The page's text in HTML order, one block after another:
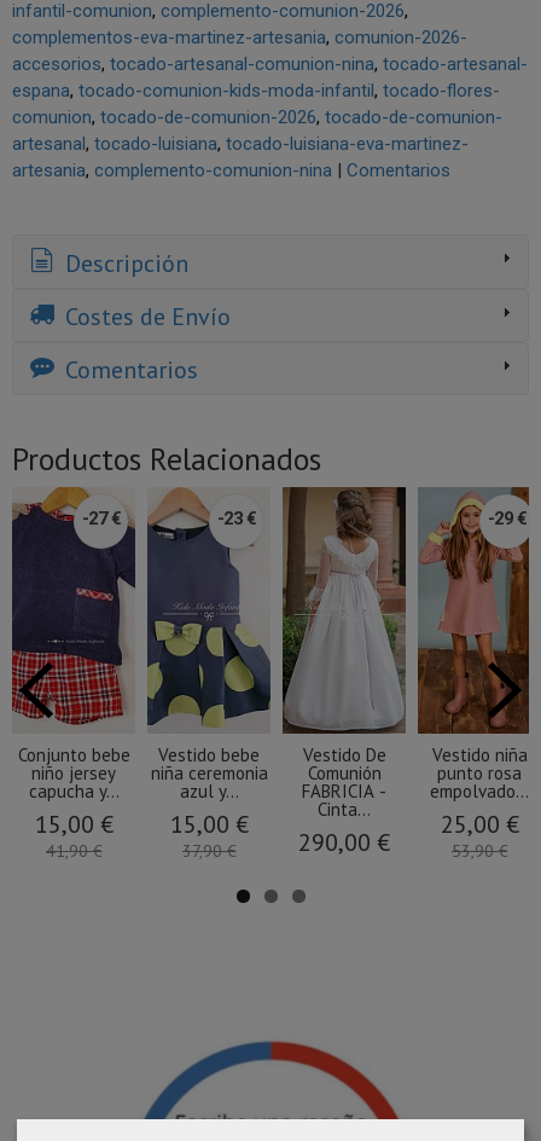
infantil-comunion complemento-comunion-2026
complementos-eva-martinez-artesania comunion-2026-
accesorios tocado-artesanal-comunion-nina tocado-artesanal-
espana tocado-comunion-kids-moda-infantil
tocado-flores-
comunion tocado-de-comunion-2026 tocado-de-comunion-
artesanal
tocado-luisiana tocado-luisiana-eva-martinez-
artesania complemento-comunion-nina Comentarios
Descripción
Costes de Envío
Comentarios
Productos Relacionados
-27 €
Conjunto bebe
niño jersey
capucha y...
15,00 €
41,90 €
-23 €
Vestido bebe
niña ceremonia
azul y...
15,00 €
37,90 €
Vestido De
Comunión
FABRICIA -
Cinta...
290,00 €
-29 €
Vestido niña
punto rosa
empolvado...
25,00 €
53,90 €